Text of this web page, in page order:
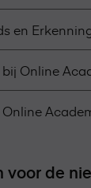
en
Online
Online
voor de